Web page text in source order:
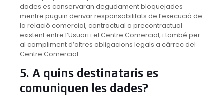
dades es conservaran degudament bloquejades
mentre puguin derivar responsabilitats de l’execució de
la relació comercial, contractual o precontractual
existent entre l’Usuari i el Centre Comercial, i també per
al compliment d’altres obligacions legals a càrrec del
Centre Comercial.
5. A quins destinataris es
comuniquen les dades?